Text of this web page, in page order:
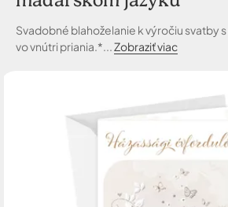
Svadobné blahoželanie k výročiu svatby
vo vnútri priania.*...Zobraziť viac